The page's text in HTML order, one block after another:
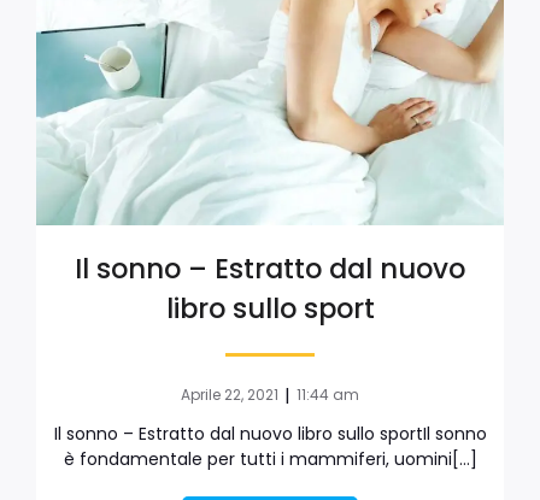
Il sonno – Estratto dal nuovo
libro sullo sport
Aprile 22, 2021 | 11:44 am
Il sonno – Estratto dal nuovo libro sullo sportIl sonno
è fondamentale per tutti i mammiferi, uomini[…]